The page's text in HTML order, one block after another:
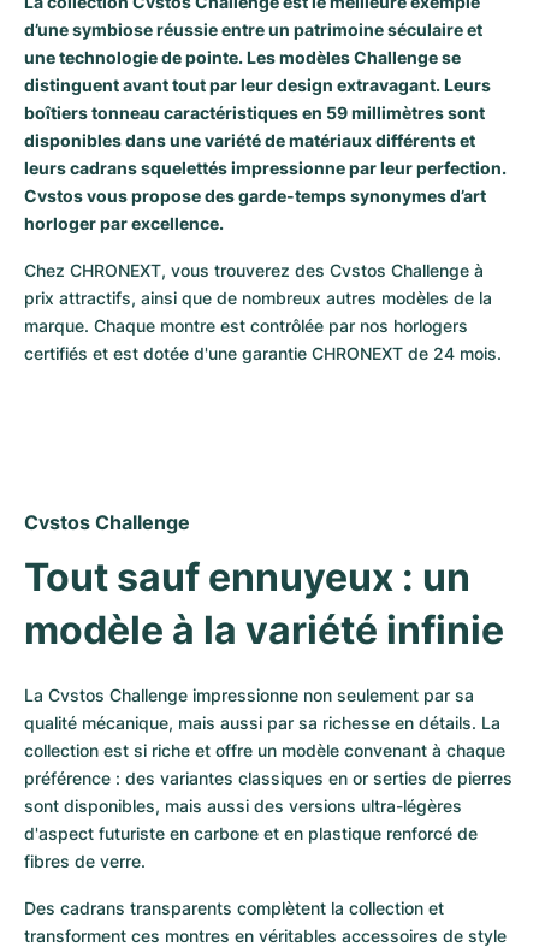
Milgauss
Oyster Perpetual
Yacht-Master
Yacht-Master II
Sea-Dweller
Sky-Dweller
Montres pour femmes
Ronde
Rotonde
Crash
Pasha
Tortue
Professional
Bentley
Transocean
Cockpit
Chronospace
Super Avenger
Formula 1
Grand Carrera
Montres d'occasion
Montres pour femmes
Portofino
Portugieser
Da Vinci
Aquatimer
Spitfire
Spirit of Big Bang
King Power
Montres d'occasion
d’une symbiose réussie entre un patrimoine séculaire et
une technologie de pointe. Les modèles Challenge se
distinguent avant tout par leur design extravagant. Leurs
boîtiers tonneau caractéristiques en 59 millimètres sont
disponibles dans une variété de matériaux différents et
leurs cadrans squelettés impressionne par leur perfection.
Cvstos vous propose des garde-temps synonymes d’art
horloger par excellence.
Chez CHRONEXT, vous trouverez des Cvstos Challenge à
prix attractifs, ainsi que de nombreux autres modèles de la
marque. Chaque montre est contrôlée par nos horlogers
certifiés et est dotée d'une garantie CHRONEXT de 24 mois.
Cvstos Challenge
Tout sauf ennuyeux : un
modèle à la variété infinie
La Cvstos Challenge impressionne non seulement par sa
qualité mécanique, mais aussi par sa richesse en détails. La
collection est si riche et offre un modèle convenant à chaque
préférence : des variantes classiques en or serties de pierres
sont disponibles, mais aussi des versions ultra-légères
d'aspect futuriste en carbone et en plastique renforcé de
fibres de verre.
Des cadrans transparents complètent la collection et
transforment ces montres en véritables accessoires de style